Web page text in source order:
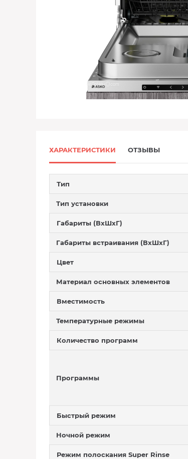
ХАРАКТЕРИСТИКИ ОТЗЫВЫ
Тип
Тип установки
Габариты (ВхШхГ)
Габариты встраивания (ВхШхГ)
Цвет
Материал основных элементов
Вместимость
Температурные режимы
Количество программ
Программы
Быстрый режим
Ночной режим
Режим полоскания Super Rinse